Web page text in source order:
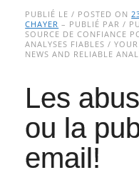
Main menu
to
content
PUBLIÉ LE / POSTED ON
CHAYER – PUBLIÉ PAR /
SOURCE DE CONFIANCE
ANALYSES FIABLES /
NEWS AND RELIABLE
Les
ou la
email!